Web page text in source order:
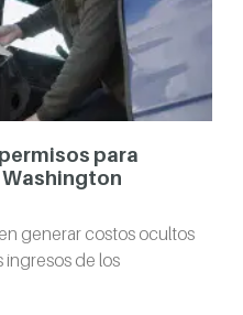
para
generar costos ocultos
de los